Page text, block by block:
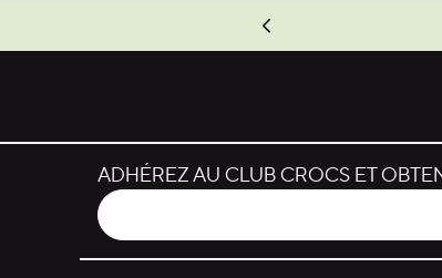
Magasinez Spider-Man
ADHÉREZ AU CLUB CROCS ET